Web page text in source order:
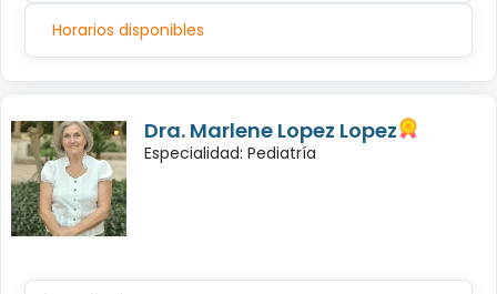
Horarios disponibles
Dra. Marlene Lopez Lopez
Especialidad: Pediatría